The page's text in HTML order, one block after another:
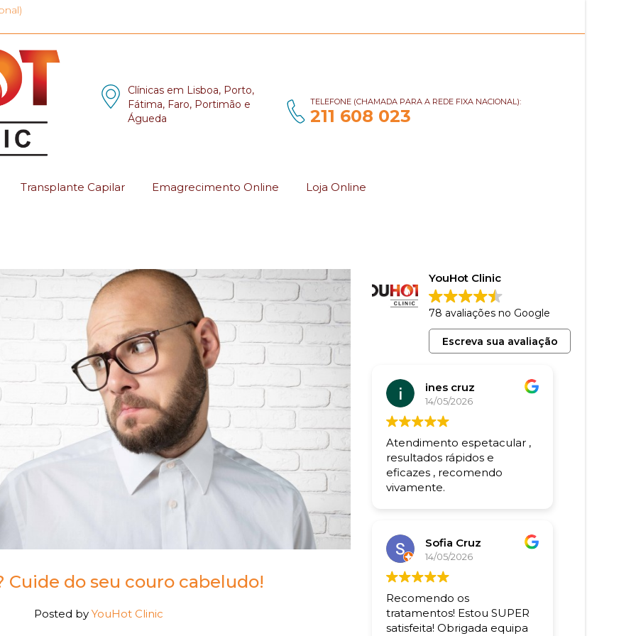
Clínicas em Lisboa, Porto,
Fátima, Faro, Portimão e
Águeda
TELEFONE (CHAMADA PARA A REDE FIXA NACIONAL):
211 608 023
Transplante Capilar Emagrecimento Online Loja Online
Cuide do seu couro cabeludo!
Posted by YouHot Clinic
YouHot Clinic
78 avaliações no Google
Escreva sua avaliação
ines cruz
14/05/2026
Atendimento espetacular ,
resultados rápidos e
eficazes , recomendo
vivamente.
Sofia Cruz
14/05/2026
Recomendo os
tratamentos! Estou SUPER
satisfeita! Obrigada equipa